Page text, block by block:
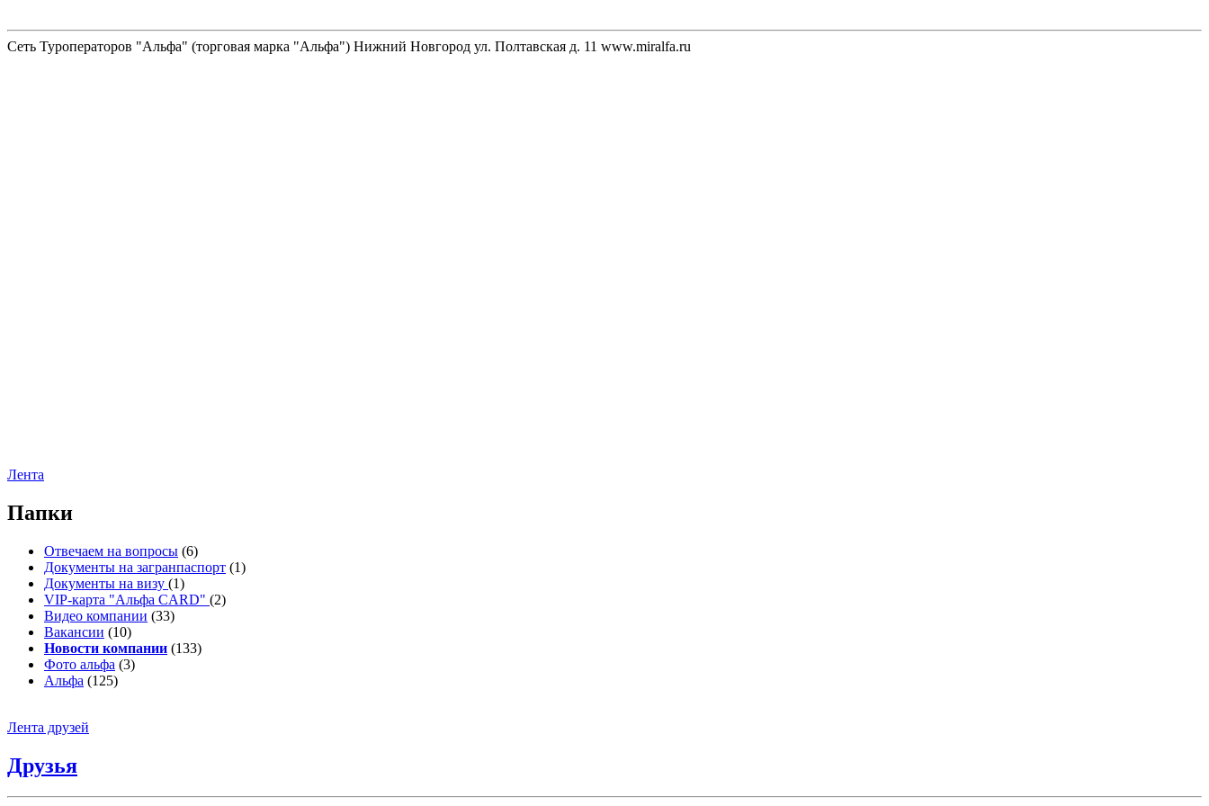
Сеть Туроператоров "Альфа" (торговая марка "Альфа") Нижний Новгород ул. Полтавская д. 11 www.miralfa.ru
Лента
Папки
Отвечаем на вопросы (6)
Документы на загранпаспорт (1)
Документы на визу (1)
VIP-карта "Альфа CARD" (2)
Видео компании (33)
Вакансии (10)
Новости компании (133)
Фото альфа (3)
Альфа (125)
Лента друзей
Друзья